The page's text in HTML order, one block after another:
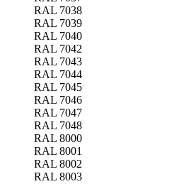
RAL 7038
RAL 7039
RAL 7040
RAL 7042
RAL 7043
RAL 7044
RAL 7045
RAL 7046
RAL 7047
RAL 7048
RAL 8000
RAL 8001
RAL 8002
RAL 8003